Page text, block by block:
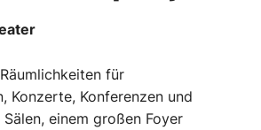
für
Konzerte, Konferenzen und
einem großen Foyer